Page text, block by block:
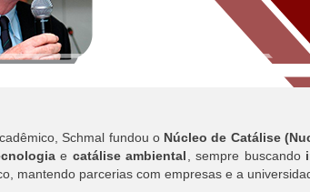
Schmal fundou o Núcleo de Catálise
e catálise ambiental , sempre buscando
mantendo parcerias com empresas e a